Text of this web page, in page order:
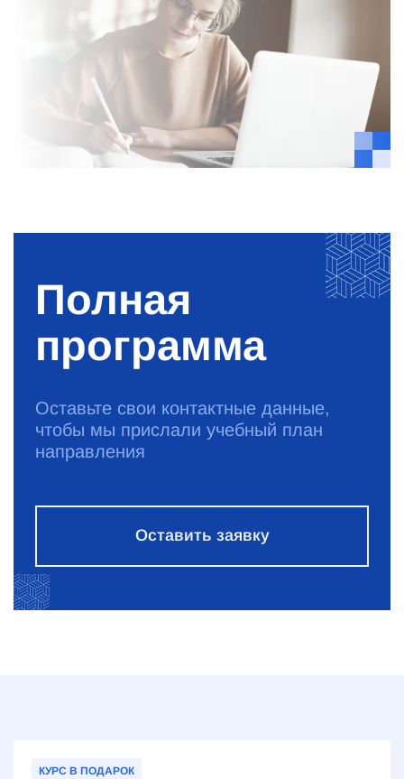
Полная
программа
Оставьте свои контактные данные,
чтобы мы прислали учебный план
направления
Оставить заявку
КУРС В ПОДАРОК